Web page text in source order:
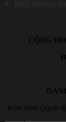
CỘNG
Kèm theo Quyết